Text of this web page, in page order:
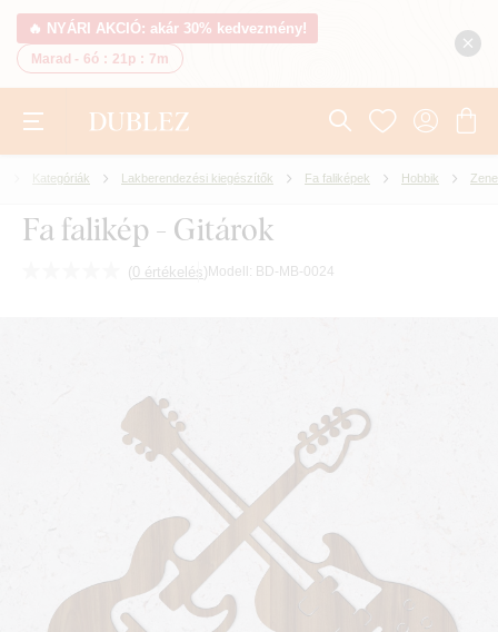
🔥 NYÁRI AKCIÓ: akár 30% kedvezmény!
Marad - 6ó : 21p : 6m
Kategóriák Lakberendezési kiegészítők Fa faliképek Hobbik Zene
Fa falikép - Gitárok
(0 értékelés) Modell: BD-MB-0024